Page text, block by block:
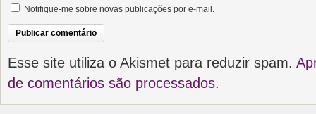
Notifique-me sobre novas publicações por e-mail.
Esse site utiliza o Akismet para reduzir spam.
de comentários são processados.